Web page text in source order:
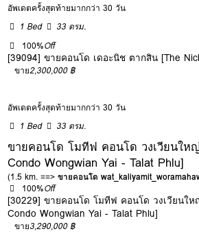
อัพเดตครั้งสุดท้ายมากกว่า 30 วัน
1 Bed
33 ตรม.
100%Off
[39094] ขายคอนโด เดอะนิช ตากสิน [The
ขาย2,300,000 ฿
อัพเดตครั้งสุดท้ายมากกว่า 30 วัน
1 Bed
33 ตรม.
ขายคอนโด โมทีฟ คอนโด วงเวียนให
Condo Wongwian Yai - Talat Phlu]
(1.5 km. ==>ขายคอนโด
100%Off
[30229] ขายคอนโด โมทีฟ คอนโด วงเวียนใ
Condo Wongwian Yai - Talat Phlu]
ขาย3,290,000 ฿